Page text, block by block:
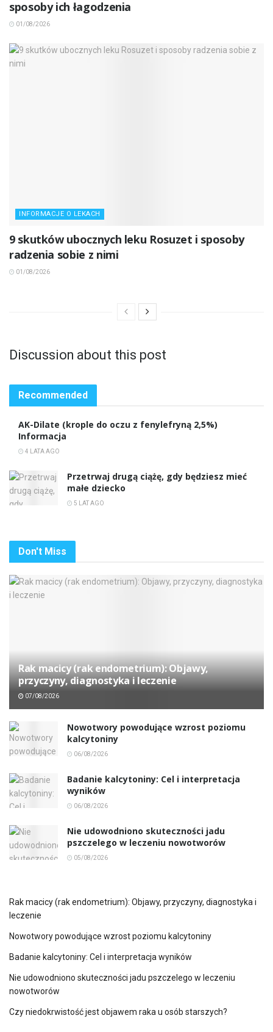
sposoby ich łagodzenia
01/08/2026
INFORMACJE O LEKACH
9 skutków ubocznych leku Rosuzet i sposoby
radzenia sobie z nimi
01/08/2026
Discussion about this post
Recommended
AK-Dilate (krople do oczu z fenylefryną 2,5%)
Informacja
4 LATA AGO
Przetrwaj drugą ciążę, gdy będziesz mieć
małe dziecko
5 LAT AGO
Don't Miss
Rak macicy (rak endometrium): Objawy,
przyczyny, diagnostyka i leczenie
07/08/2026
Nowotwory powodujące wzrost poziomu
kalcytoniny
06/08/2026
Badanie kalcytoniny: Cel i interpretacja
wyników
06/08/2026
Nie udowodniono skuteczności jadu
pszczelego w leczeniu nowotworów
05/08/2026
Rak macicy (rak endometrium): Objawy, przyczyny, diagnostyka i
leczenie
Nowotwory powodujące wzrost poziomu kalcytoniny
Badanie kalcytoniny: Cel i interpretacja wyników
Nie udowodniono skuteczności jadu pszczelego w leczeniu
nowotworów
Czy niedokrwistość jest objawem raka u osób starszych?